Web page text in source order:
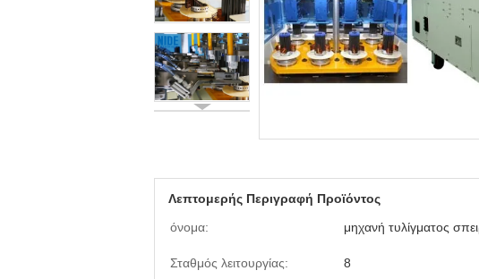
Λεπτομερής Περιγραφή Προϊόντος
όνομα:
μηχανή τυλίγματος
Σταθμός λειτουργίας: 8